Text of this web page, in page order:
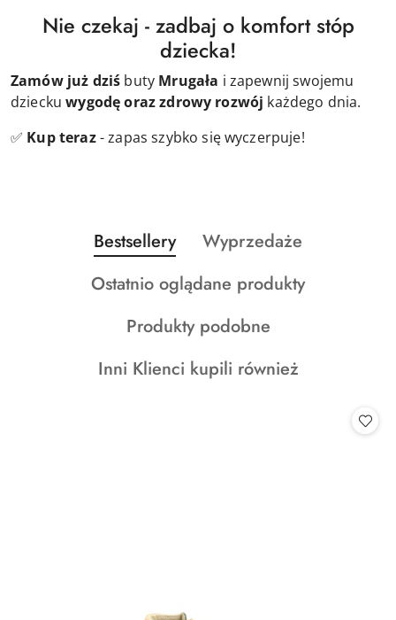
Nie czekaj - zadbaj o komfort stóp
dziecka!
Zamów już dziś buty Mrugała i zapewnij swojemu
dzieckuwygodę oraz zdrowy rozwój każdego dnia.
✅ Kup teraz- zapas szybko się wyczerpuje!
Pomiń karuzelę produktów
Produkty
o
statusie:
Bestsellery
Produkty
statusie:
Wyprzedaże
Produkty
statusie:
Ostatnio oglądane produkty
Produkty
statusie:
Produkty podobne
Produkty
Inni Klienci kupili również